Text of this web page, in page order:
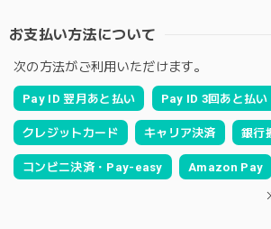
お支払い方法について
次の方法がご利用いただけます。
Pay ID 翌月あと払い Pay ID 3回あと払い
クレジットカード キャリア決済 銀行
コンビニ決済・Pay-easy Amazon Pay